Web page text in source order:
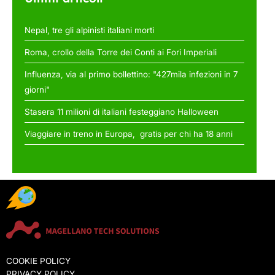
Nepal, tre gli alpinisti italiani morti
Roma, crollo della Torre dei Conti ai Fori Imperiali
Influenza, via al primo bollettino: "427mila infezioni in 7
giorni"
Stasera 11 milioni di italiani festeggiano Halloween
Viaggiare in treno in Europa, gratis per chi ha 18 anni
COOKIE POLICY